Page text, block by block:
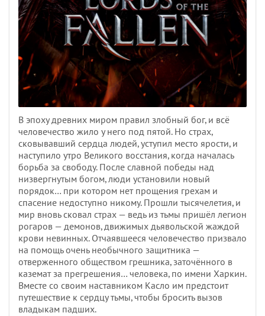
В эпоху древних миром правил злобный бог, и всё
человечество жило у него под пятой. Но страх,
сковывавший сердца людей, уступил место ярости, и
наступило утро Великого восстания, когда началась
борьба за свободу. После славной победы над
низвергнутым богом, люди установили новый
порядок… при котором нет прощения грехам и
спасение недоступно никому. Прошли тысячелетия, и
мир вновь сковал страх — ведь из тьмы пришёл легион
рогаров — демонов, движимых дьявольской жаждой
крови невинных. Отчаявшееся человечество призвало
на помощь очень необычного защитника —
отверженного обществом грешника, заточённого в
каземат за прегрешения… человека, по имени Харкин.
Вместе со своим наставником Касло им предстоит
путешествие к сердцу тьмы, чтобы бросить вызов
владыкам падших.